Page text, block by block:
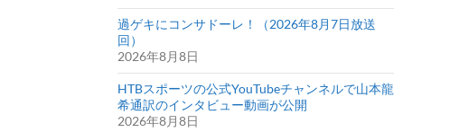
過ゲキにコンサドーレ！（2026年8月7日放送
回）
2026年8月8日
HTBスポーツの公式YouTubeチャンネルで山本龍
希通訳のインタビュー動画が公開
2026年8月8日